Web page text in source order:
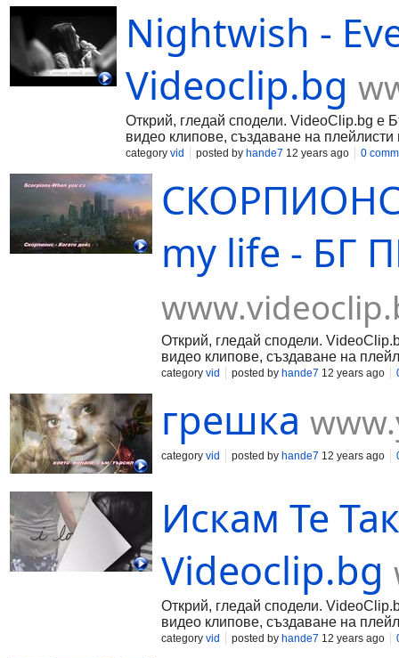
Nightwish -
Videoclip.bg
Открий, гледай сподели. VideoClip.bg е
видео клипове, създаване на плейлисти
category vid posted by hande7 12 years ago 0
СКОРПИОНС
my life - БГ
Открий, гледай сподели.
видео клипове, създаване на
category vid posted by hande7 12 years ago
грешка
category vid posted by hande7 12 years ago
Искам Те
Videoclip.bg
Открий, гледай сподели.
видео клипове, създаване на
category vid posted by hande7 12 years ago